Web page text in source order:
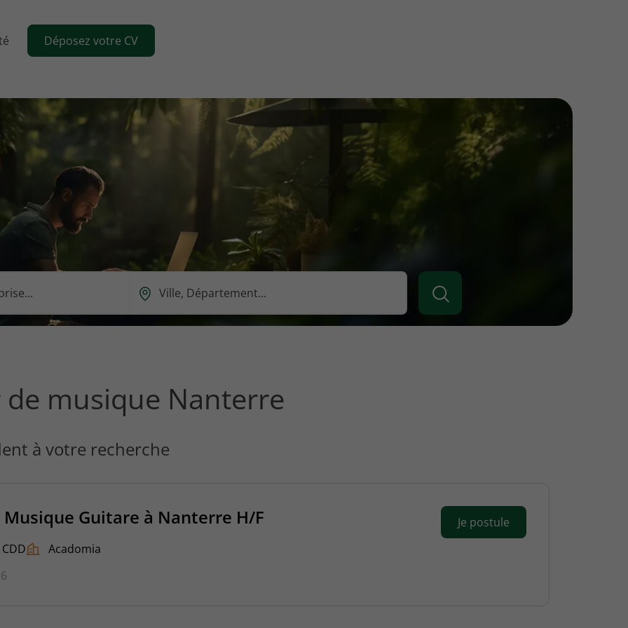
Déposez votre CV
Ou
ce
rechercher
?
musique Nanterre
à votre recherche
Guitare à Nanterre H/F
CDD
Acadomia
Je postule